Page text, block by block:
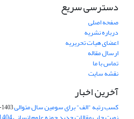
دسترسی سریع
صفحه اصلی
درباره نشریه
اعضای هیات تحریریه
ارسال مقاله
تماس با ما
نقشه سایت
آخرین اخبار
کسب رتبه "الف" برای سومین سال متوالی1403-02-01